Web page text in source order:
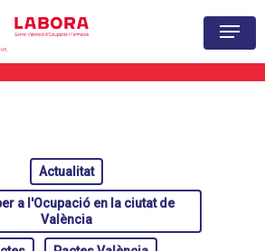
Actualitat
a l'Ocupació en la ciutat de
València